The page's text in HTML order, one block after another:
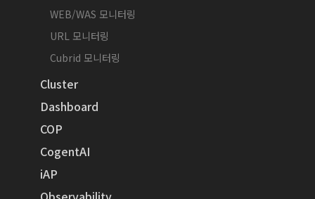
WEB/WAS 모니터링
URL 모니터링
Cubrid 모니터링
Cluster
Dashboard
COP
CogentAI
iAP